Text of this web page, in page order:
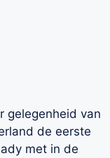
gelegenheid van
de eerste
met in de